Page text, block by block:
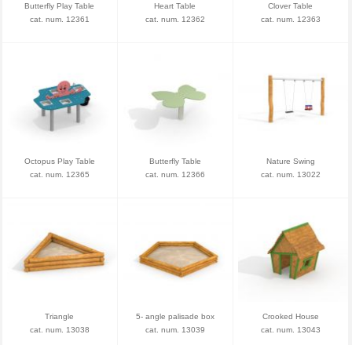
Butterfly Play Table
cat. num. 12361
Heart Table
cat. num. 12362
Clover Table
cat. num. 12363
Octopus Play Table
cat. num. 12365
Butterfly Table
cat. num. 12366
Nature Swing
cat. num. 13022
Triangle
cat. num. 13038
5- angle palisade box
cat. num. 13039
Crooked House
cat. num. 13043